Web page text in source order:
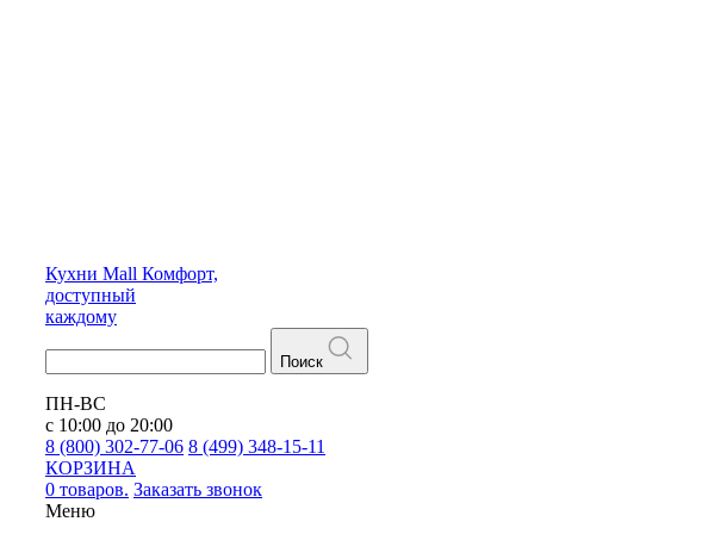
Кухни Mall Комфорт,
доступный
каждому
Поиск
ПН-ВС
с 10:00 до 20:00
8 (800) 302-77-06 8 (499) 348-15-11
КОРЗИНА
0 товаров. Заказать звонок
Меню